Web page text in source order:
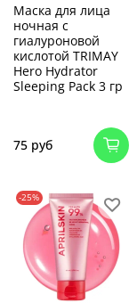
Маска для лица
ночная с
гиалуроновой
кислотой TRIMAY
Hero Hydrator
Sleeping Pack 3 гр
75 руб
-25%